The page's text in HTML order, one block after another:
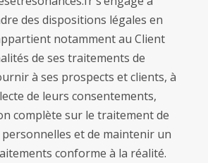
des dispositions légales en
notamment au Client
de ses traitements de
à ses prospects et clients, à
de leurs consentements,
complète sur le traitement de
et de maintenir un
conforme à la réalité.